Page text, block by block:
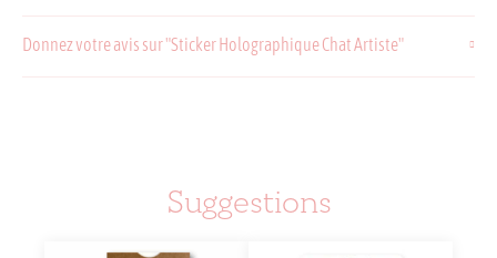
Donnez votre avis sur "Sticker Holographique Chat Artiste"
Suggestions